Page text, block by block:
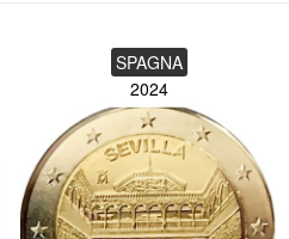
SPAGNA
2024